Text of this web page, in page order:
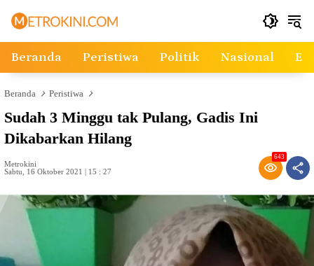
Beranda Peristiwa Politik Nasional
Beranda Peristiwa
Sudah 3 Minggu tak Pulang, Gadis Ini
Dikabarkan Hilang
Metrokini
Sabtu, 16 Oktober 2021 | 15 : 27
643